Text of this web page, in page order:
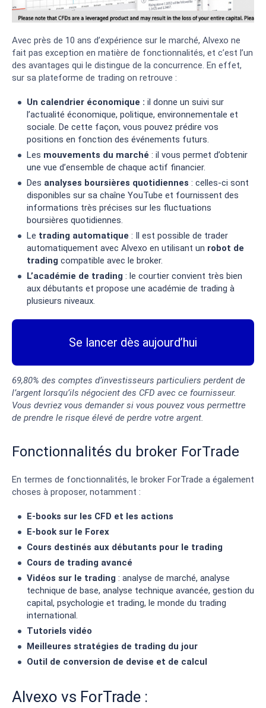
Avec près de 10 ans d’expérience sur le marché, Alvexo ne
fait pas exception en matière de fonctionnalités, et c’est l’un
des avantages qui le distingue de la concurrence. En effet,
sur sa plateforme de trading on retrouve :
Un calendrier économique : il donne un suivi sur
l’actualité économique, politique, environnementale et
sociale. De cette façon, vous pouvez prédire vos
positions en fonction des événements futurs.
Les mouvements du marché : il vous permet d’obtenir
une vue d’ensemble de chaque actif financier.
Des analyses boursières quotidiennes : celles-ci sont
disponibles sur sa chaîne YouTube et fournissent des
informations très précises sur les fluctuations
boursières quotidiennes.
Le trading automatique : Il est possible de trader
automatiquement avec Alvexo en utilisant un robot de
trading compatible avec le broker.
L’académie de trading : le courtier convient très bien
aux débutants et propose une académie de trading à
plusieurs niveaux.
Se lancer dès aujourd’hui
69,80% des comptes d’investisseurs particuliers perdent de
l’argent lorsqu’ils négocient des CFD avec ce fournisseur.
Vous devriez vous demander si vous pouvez vous permettre
de prendre le risque élevé de perdre votre argent.
Fonctionnalités du broker ForTrade
En termes de fonctionnalités, le broker ForTrade a également
choses à proposer, notamment :
E-books sur les CFD et les actions
E-book sur le Forex
Cours destinés aux débutants pour le trading
Cours de trading avancé
Vidéos sur le trading : analyse de marché, analyse
technique de base, analyse technique avancée, gestion du
capital, psychologie et trading, le monde du trading
international.
Tutoriels vidéo
Meilleures stratégies de trading du jour
Outil de conversion de devise et de calcul
Alvexo vs ForTrade :